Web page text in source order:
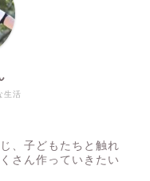
生活
、子どもたちと触れ
さん作っていきたい